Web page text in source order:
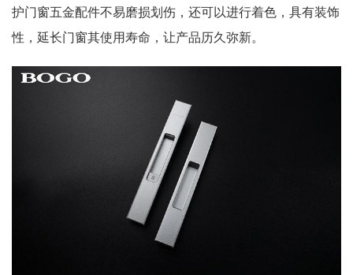
护门窗五金配件不易磨损划伤，还可以进行着色，具有装饰
性，延长门窗其使用寿命，让产品历久弥新。